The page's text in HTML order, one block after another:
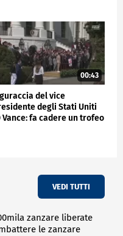
00:43
del vice
degli Stati Uniti
Vance: fa cadere un trofeo
VEDI TUTTI
zanzare liberate
le zanzare